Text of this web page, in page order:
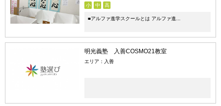
小
中 高
■アルファ進学スクールとは アルファ進...
明光義塾 入善COSMO21教室
エリア：入善